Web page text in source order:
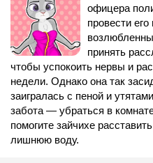
офицера
провести
принять
чтобы успокоить нервы и
недели. Однако она так
заигралась с пеной и
забота — убраться в
помогите зайчихе
лишнюю воду.